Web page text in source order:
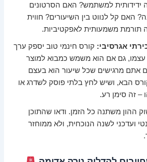
ידידותית למשתמש? האם הסרטונים
האם קל לנווט בין השיעורים? חווית
תורמת משמעותית לאפקטיביות.
אגרסיבי: קורס חינמי טוב יספק ערך
עצמו, גם אם הוא משמש כמבוא למוצר
אתם מרגישים שכל שיעור הוא בעצם
הבא, ושיש לחץ בלתי פוסק לשדרג או
– זה סימן רע.
ההון משתנה כל הזמן. ודאו שהתוכן
ועדכני לשנה הנוכחית, ולא ממוחזר